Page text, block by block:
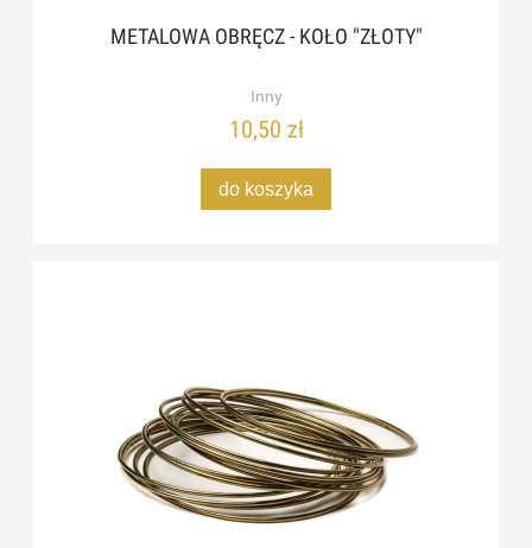
METALOWA OBRĘCZ - KOŁO "ZŁOTY"
Inny
10,50 zł
do koszyka